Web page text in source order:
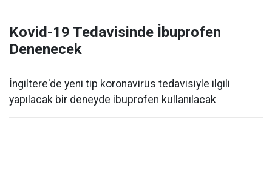
Kovid-19 Tedavisinde İbuprofen
Denenecek
İngiltere'de yeni tip koronavirüs tedavisiyle ilgili
yapılacak bir deneyde ibuprofen kullanılacak